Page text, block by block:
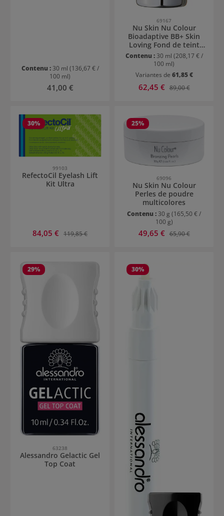
Contenu : 30 ml (136,67 € /
100 ml)
Prix régulier :
41,00 €
69167
Nu Skin Nu Colour
Bioadaptive BB+ Skin
Loving Fond de teint
FPS 35 - 1.2 Shell
Contenu : 30 ml (208,17 € /
100 ml)
Variantes de 61,85 €
Prix de vente :
62,45 € Prix régulier :
89,00 €
30%
99103
RefectoCil Eyelash Lift
Kit Ultra
Prix de vente :
84,05 € Prix régulier :
119,85 €
25%
69096
Nu Skin Nu Colour
Perles de poudre
multicolores
Contenu : 30 g (165,50 € /
100 g)
Prix de vente :
49,65 € Prix régulier :
65,90 €
29%
63238
Alessandro Gelactic Gel
Top Coat
30%